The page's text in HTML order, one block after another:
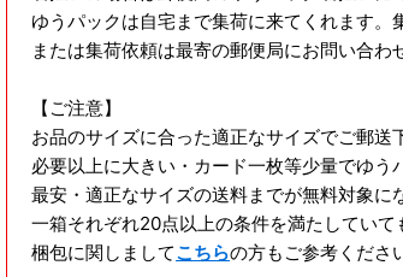
ゆうパックは自宅まで集荷に来てくれます。
または集荷依頼は最寄の郵便局にお問い合わ
【ご注意】
お品のサイズに合った適正なサイズでご郵送
必要以上に大きい・カード一枚等少量でゆ
最安・適正なサイズの送料までが無料対象に
一箱それぞれ20点以上の条件を満たしていて
梱包に関しましてこちらの方もご参考くださ